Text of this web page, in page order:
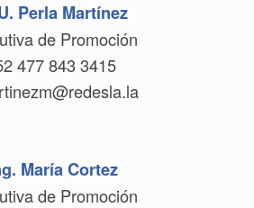
Perla Martínez
de Promoción
477 843 3415
María Cortez
de Promoción